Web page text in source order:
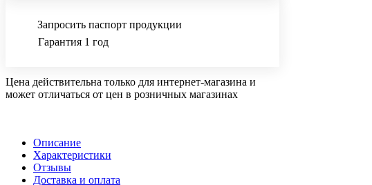
Запросить паспорт продукции
Гарантия 1 год
Цена действительна только для интернет-магазина и
может отличаться от цен в розничных магазинах
Описание
Характеристики
Отзывы
Доставка и оплата